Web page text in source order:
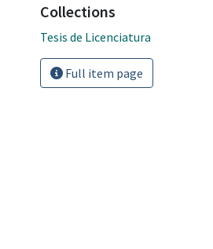
Collections
Tesis de Licenciatura
Full item page